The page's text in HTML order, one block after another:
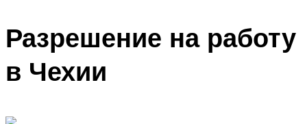
Разрешение на работу
в Чехии